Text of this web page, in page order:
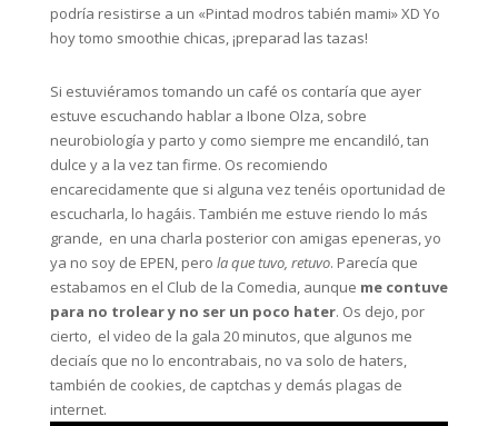
podría resistirse a un «Pintad modros tabién mami» XD Yo
hoy tomo smoothie chicas, ¡preparad las tazas!
Si estuviéramos tomando un café os contaría que ayer
estuve escuchando hablar a Ibone Olza, sobre
neurobiología y parto y como siempre me encandiló, tan
dulce y a la vez tan firme. Os recomiendo
encarecidamente que si alguna vez tenéis oportunidad de
escucharla, lo hagáis. También me estuve riendo lo más
grande, en una charla posterior con amigas epeneras, yo
ya no soy de EPEN, pero la que tuvo, retuvo. Parecía que
estabamos en el Club de la Comedia, aunque me contuve
para no trolear y no ser un poco hater. Os dejo, por
cierto, el video de la gala 20 minutos, que algunos me
deciaís que no lo encontrabais, no va solo de haters,
también de cookies, de captchas y demás plagas de
internet.